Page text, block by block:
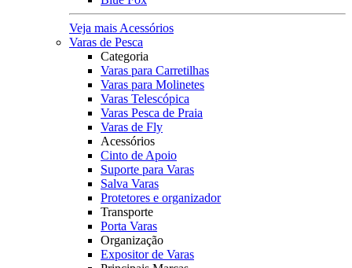
Veja mais Acessórios
Varas de Pesca
Categoria
Varas para Carretilhas
Varas para Molinetes
Varas Telescópica
Varas Pesca de Praia
Varas de Fly
Acessórios
Cinto de Apoio
Suporte para Varas
Salva Varas
Protetores e organizador
Transporte
Porta Varas
Organização
Expositor de Varas